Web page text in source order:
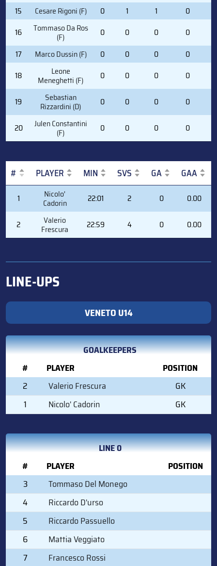
15 Cesare Rigoni (F) 0 1 1 0
16
Tommaso Da Ros
(F) 0 0 0 0
17
Marco Dussin (F) 0 0 0 0
18
Leone
Meneghetti (F) 0 0 0 0
19 Sebastian
Rizzardini (D) 0 0 0 0
20 Julen Constantini
(F) 0 0 0 0
# PLAYER MIN SVS GA GAA
PLAYER
1 Nicolo'
Cadorin 22:01 2 0 0.00
2 Valerio
Frescura 22:59 4 0 0.00
LINE-UPS
VENETO U14
GOALKEEPERS
#
PLAYER
POSITION
2
Valerio Frescura
GK
1
Nicolo' Cadorin GK
LINE 0
#
PLAYER
POSITION
3
Tommaso Del Monego
4
Riccardo D'urso
5
Riccardo Passuello
6
Mattia Veggiato
7
Francesco Rossi